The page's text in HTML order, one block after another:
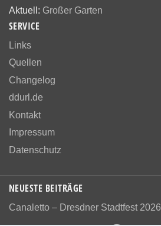
Aktuell: Großer Garten
SERVICE
Links
Quellen
Changelog
ddurl.de
Kontakt
Impressum
Datenschutz
NEUESTE BEITRÄGE
Canaletto – Dresdner Stadtfest 2026